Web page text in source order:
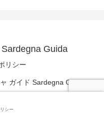
Guida
リシー
ガイド Sardegna Guida All
シー